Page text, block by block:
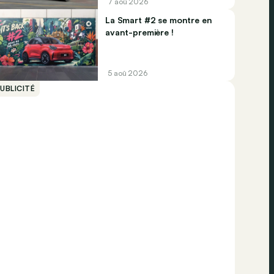
La Smart #2 se montre en
avant-première !
5 aoû 2026